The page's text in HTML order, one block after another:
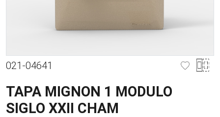
021-04641
TAPA MIGNON 1 MODULO
SIGLO XXII CHAM